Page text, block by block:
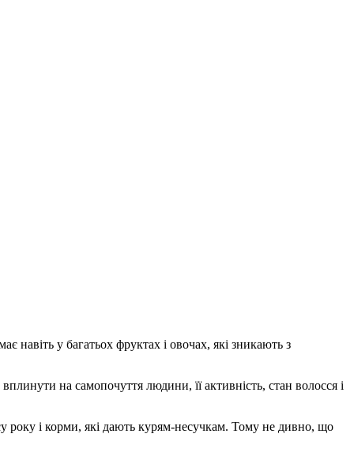
навіть у багатьох фруктах і овочах, які зникають з
на самопочуття людини, її активність, стан волосся і
року і корми, які дають курям-несучкам. Тому не дивно, що